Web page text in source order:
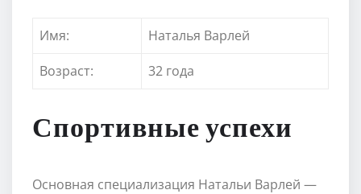
Имя:
Наталья Варлей
Возраст:
32 года
Спортивные успехи
Основная специализация Натальи Варлей —